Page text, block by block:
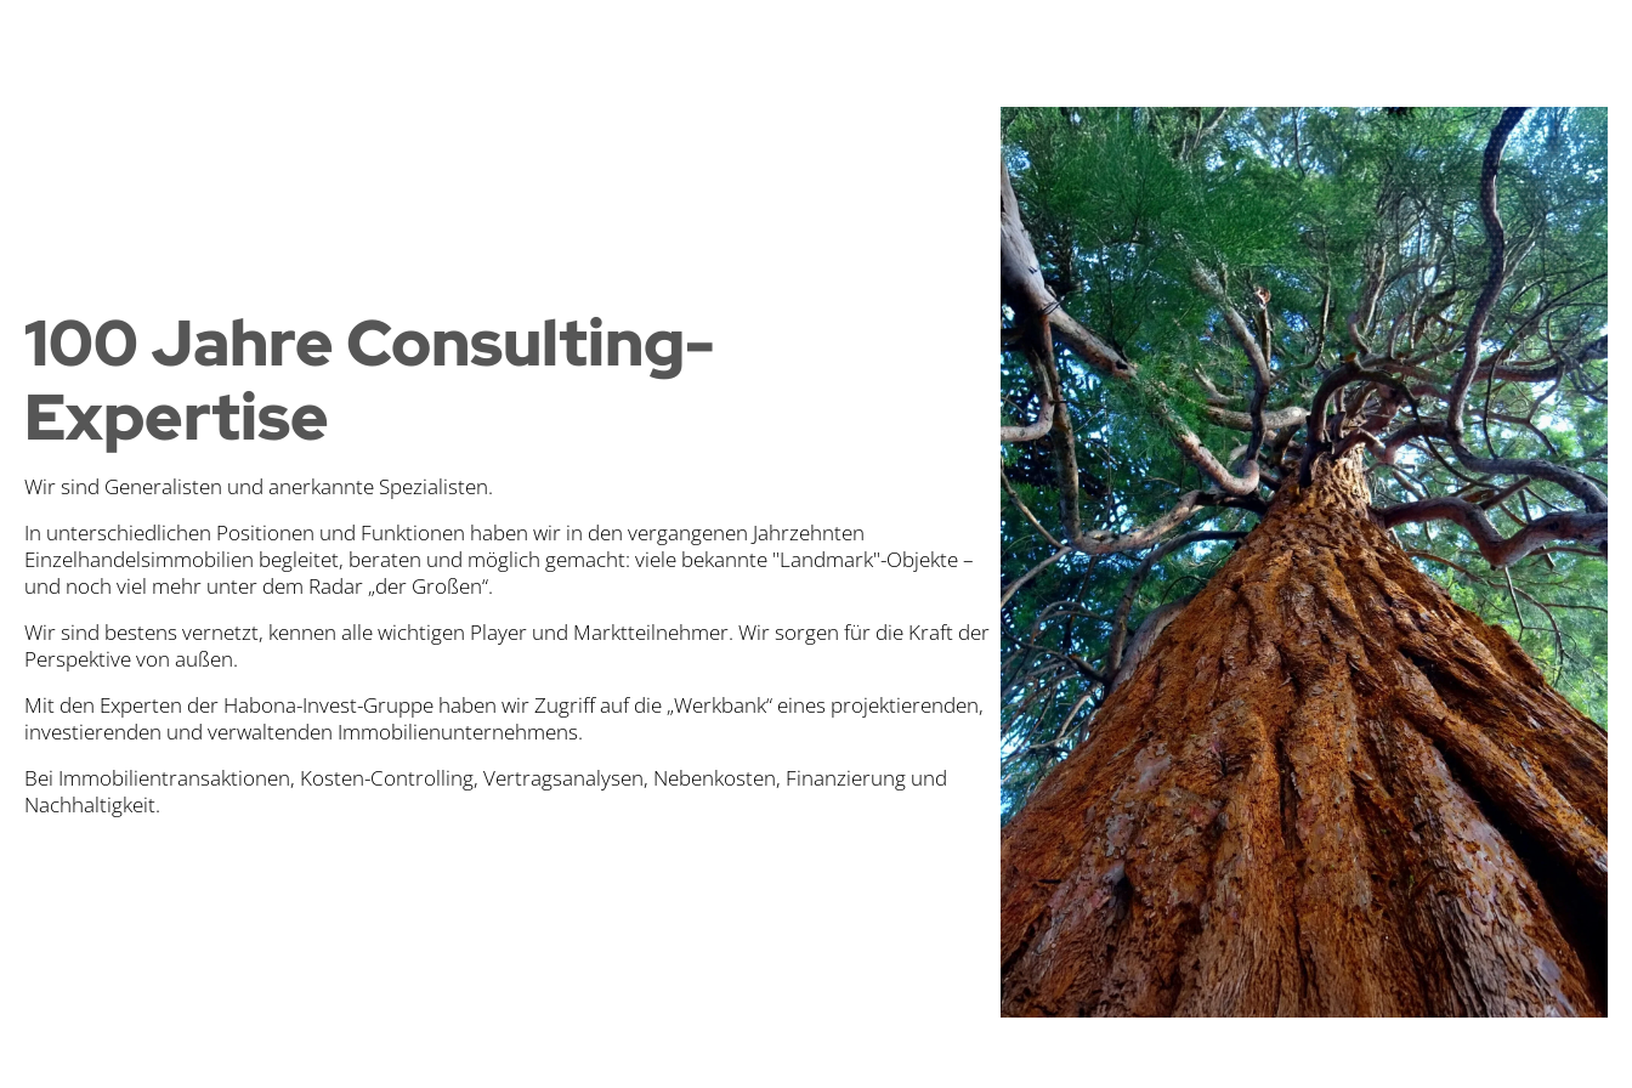
100 Jahre Consulting-
Expertise
Wir sind Generalisten und anerkannte Spezialisten.
In unterschiedlichen Positionen und Funktionen haben wir in den vergangenen Jahrzehnten
Einzelhandelsimmobilien begleitet, beraten und möglich gemacht: viele bekannte "Landmark"-Objekte –
und noch viel mehr unter dem Radar „der Großen“.
Wir sind bestens vernetzt, kennen alle wichtigen Player und Marktteilnehmer. Wir sorgen für die Kraft der
Perspektive von außen.
Mit den Experten der Habona-Invest-Gruppe haben wir Zugriff auf die „Werkbank“ eines projektierenden,
investierenden und verwaltenden Immobilienunternehmens.
Bei Immobilientransaktionen, Kosten-Controlling, Vertragsanalysen, Nebenkosten, Finanzierung und
Nachhaltigkeit.